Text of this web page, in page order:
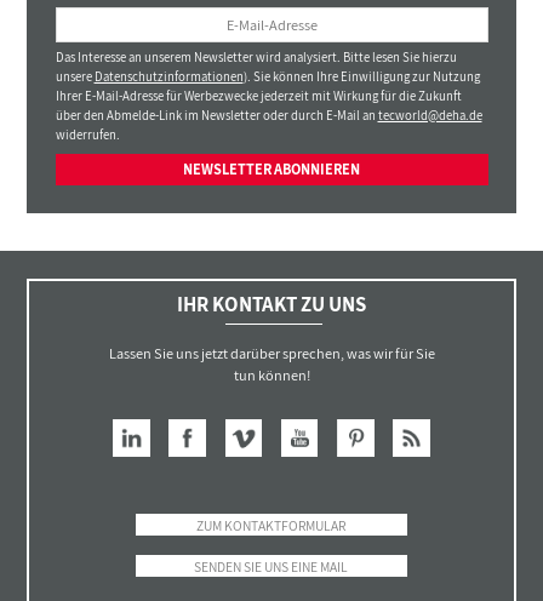
Das Interesse an unserem Newsletter wird analysiert. Bitte lesen Sie hierzu
unsere Datenschutzinformationen). Sie können Ihre Einwilligung zur Nutzung
Ihrer E-Mail-Adresse für Werbezwecke jederzeit mit Wirkung für die Zukunft
über den Abmelde-Link im Newsletter oder durch E-Mail an tecworld@deha.de
widerrufen.
NEWSLETTER ABONNIEREN
IHR KONTAKT ZU UNS
Lassen Sie uns jetzt darüber sprechen, was wir für Sie
tun können!
ZUM KONTAKTFORMULAR
SENDEN SIE UNS EINE MAIL